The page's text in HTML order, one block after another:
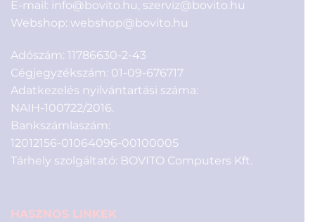
E-mail: info@bovito.hu, szerviz@bovito.hu
Webshop: webshop@bovito.hu
Adószám: 11786630-2-43
Cégjegyzékszám: 01-09-676717
Adatkezelés nyilvántartási száma:
NAIH-100722/2016.
Bankszámlaszám:
12012156-01064096-00100005
Tárhely szolgáltató: BOVITO Computers Kft.
HASZNOS LINKEK